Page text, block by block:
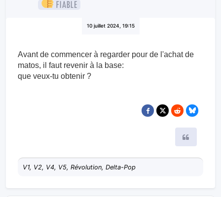
10 juillet 2024, 19:15
Avant de commencer à regarder pour de l'achat de
matos, il faut revenir à la base:
que veux-tu obtenir ?
V1, V2, V4, V5, Révolution, Delta-Pop